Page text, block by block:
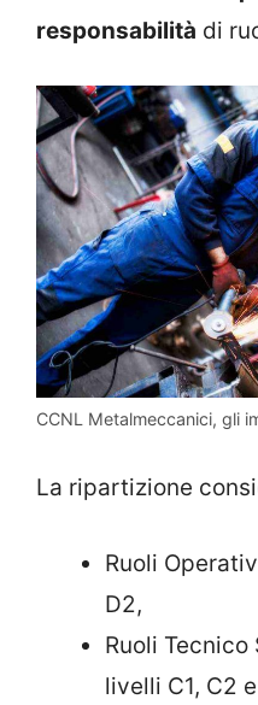
responsabilità di
CCNL Metalmeccanici, gli
La ripartizione
Ruoli
D2,
Ruoli
livelli C1, C2